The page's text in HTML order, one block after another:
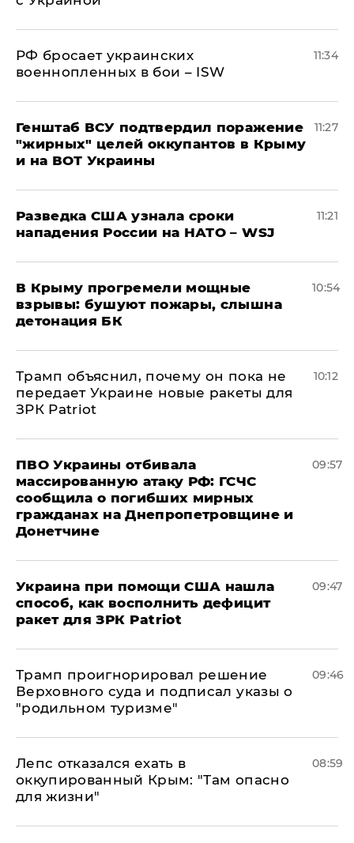
РФ бросает украинских
военнопленных в бои – ISW
11:34
Генштаб ВСУ подтвердил поражение
"жирных" целей оккупантов в Крыму
и на ВОТ Украины
11:27
Разведка США узнала сроки
нападения России на НАТО – WSJ
11:21
В Крыму прогремели мощные
взрывы: бушуют пожары, слышна
детонация БК
10:54
Трамп объяснил, почему он пока не
передает Украине новые ракеты для
ЗРК Patriot
10:12
ПВО Украины отбивала
массированную атаку РФ: ГСЧС
сообщила о погибших мирных
гражданах на Днепропетровщине и
Донетчине
09:57
Украина при помощи США нашла
способ, как восполнить дефицит
ракет для ЗРК Patriot
09:47
Трамп проигнорировал решение
Верховного суда и подписал указы о
"родильном туризме"
09:46
Лепс отказался ехать в
оккупированный Крым: "Там опасно
для жизни"
08:59